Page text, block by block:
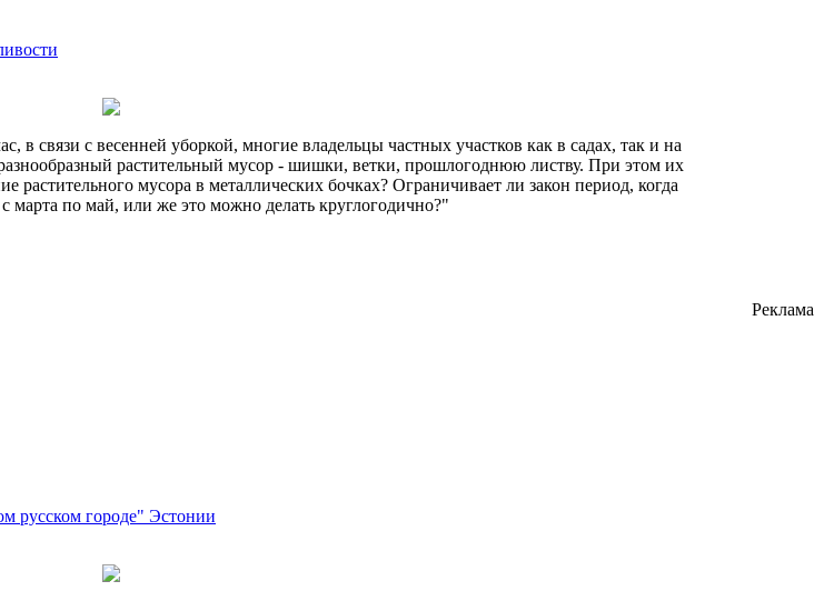
в связи с весенней уборкой, многие владельцы частных участков как в садах, так и на
растительный мусор - шишки, ветки, прошлогоднюю листву. При этом их
мусора в металлических бочках? Ограничивает ли закон период, когда
марта по май, или же это можно делать круглогодично?"
русском городе" Эстонии
Реклама